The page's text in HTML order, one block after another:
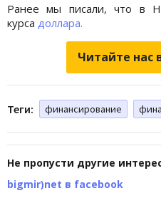
Ранее мы писали, что в
курса доллара.
Читайте нас
Теги: финансирование
Не пропусти другие
bigmir)net в facebook